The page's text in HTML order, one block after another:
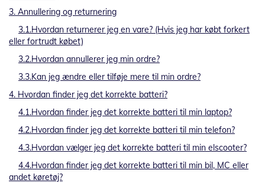
3. Annullering og returnering
3.1.Hvordan returnerer jeg en vare? (Hvis jeg har købt forkert
eller fortrudt købet)
3.2.Hvordan annullerer jeg min ordre?
3.3.Kan jeg ændre eller tilføje mere til min ordre?
4. Hvordan finder jeg det korrekte batteri?
4.1.Hvordan finder jeg det korrekte batteri til min laptop?
4.2.Hvordan finder jeg det korrekte batteri til min telefon?
4.3.Hvordan vælger jeg det korrekte batteri til min elscooter?
4.4.Hvordan finder jeg det korrekte batteri til min bil, MC eller
andet køretøj?